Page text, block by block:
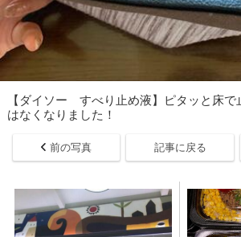
【ダイソー すべり止め液】ピタッと床で
はなくなりました！
前の写真 記事に戻る